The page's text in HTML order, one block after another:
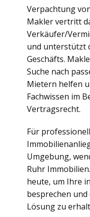
Verpachtung
Makler vertritt
Verkäufer/
und unterstützt
Geschäfts.
Suche nach
Mietern helfen
Fachwissen im
Vertragsrecht.
Für
Umgebung,
Ruhr
heute, um Ihre
besprechen
Lösung zu